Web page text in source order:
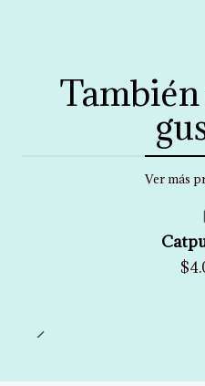
Ver más